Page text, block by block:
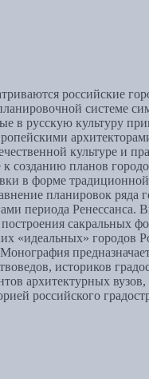
российские
системе
в русскую культуру
культуре и
созданию планов
в форме
планировок ряда
периода Ренессанса.
сакральных
«идеальных» городов
историков
архитектурных вузов,
российского